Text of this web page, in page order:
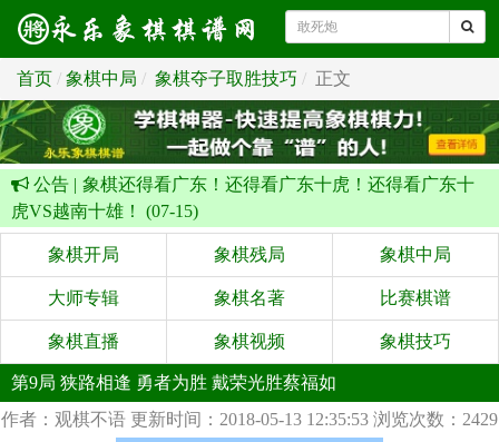
首页 象棋中局 象棋夺子取胜技巧 正文
公告 | 象棋还得看广东！还得看广东十虎！还得看广东十
虎VS越南十雄！ (07-15)
象棋开局 象棋残局 象棋中局
大师专辑 象棋名著 比赛棋谱
象棋直播 象棋视频 象棋技巧
第9局 狭路相逢 勇者为胜 戴荣光胜蔡福如
作者：观棋不语 更新时间：2018-05-13 12:35:53 浏览次数：2429